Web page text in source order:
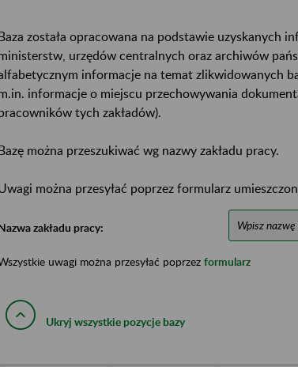
została opracowana na podstawie uzyskanych
urzędów centralnych oraz archiwów
informacje na temat zlikwidowanych
informacje o miejscu przechowywania
tych zakładów).
można przeszukiwać wg nazwy zakładu pracy.
można przesyłać poprzez formularz
zakładu pracy:
uwagi można przesyłać poprzez formularz
Ukryj wszystkie pozycje bazy